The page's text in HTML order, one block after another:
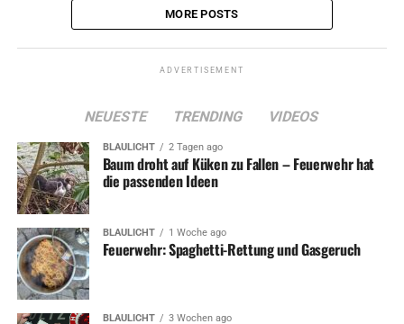
MORE POSTS
ADVERTISEMENT
NEUESTE TRENDING VIDEOS
BLAULICHT 2 Tagen ago
Baum droht auf Küken zu Fallen – Feuerwehr hat
die passenden Ideen
BLAULICHT 1 Woche ago
Feuerwehr: Spaghetti-Rettung und Gasgeruch
BLAULICHT 3 Wochen ago